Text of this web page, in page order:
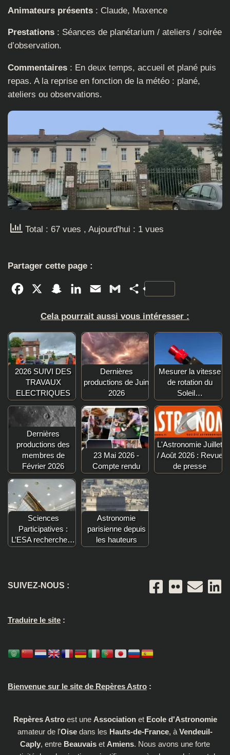
Animateurs présents : Claude, Maxence
Prestations : Séances de planétarium / ateliers / soirée
d’observation.
Commentaires : En deux temps, accueil et plané puis
repas. A la reprise en fonction de la météo : plané,
ateliers ou observations.
Total : 67 vues , Aujourd'hui : 1 vues
Partager cette page :
Facebook SnapchatLinkedInEmail GmailPartager
Cela pourrait aussi vous intéresser :
2026 SUIVI DES
TRAVAUX
ELECTRIQUES
Dernières
productions de Juin
2026
Mesurer la vitesse
de rotation du
Soleil…
Dernières
productions des
membres de
Février 2026
23 Mai 2026 -
Compte rendu
L'Astronomie Juillet
/ Août 2026 : Revue
de presse
Sciences
Participatives :
L’ESA recherche…
Astronomie
parisienne depuis
les hauteurs
SUIVEZ-NOUS :
Traduire le site :
Bienvenue sur le site de Repères Astro :
Repères Astroest une Associationet Ecole d'Astronomie
amateur de l'Oise dans les Hauts-de-France, à Vendeuil-
Caply, entre Beauvais et Amiens. Nous avons une forte